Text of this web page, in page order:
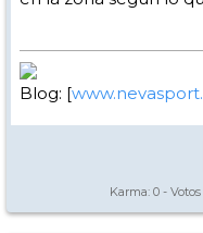
Blog: [
Karma: 0 -